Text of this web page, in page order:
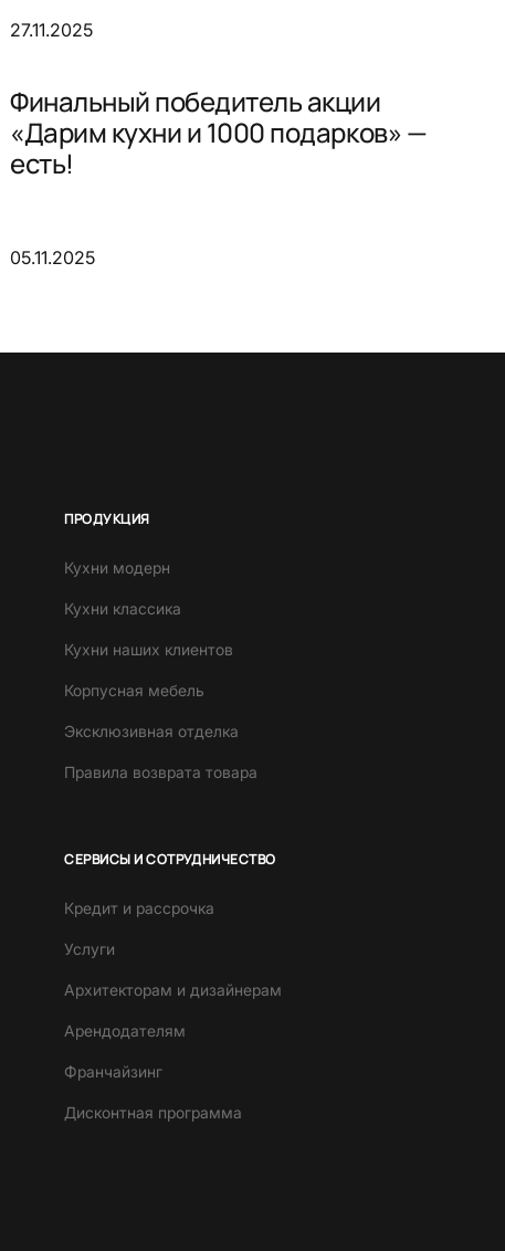
27.11.2025
Финальный победитель акции
«Дарим кухни и 1000 подарков» —
есть!
05.11.2025
ПРОДУКЦИЯ
Кухни модерн
Кухни классика
Кухни наших клиентов
Корпусная мебель
Эксклюзивная отделка
Правила возврата товара
СЕРВИСЫ И СОТРУДНИЧЕСТВО
Кредит и рассрочка
Услуги
Архитекторам и дизайнерам
Арендодателям
Франчайзинг
Дисконтная программа